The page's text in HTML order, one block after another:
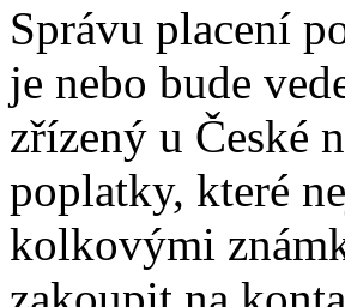
Správu placení
je nebo bude
zřízený u České
poplatky, které
kolkovými